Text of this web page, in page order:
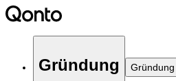
Gründung Gründung